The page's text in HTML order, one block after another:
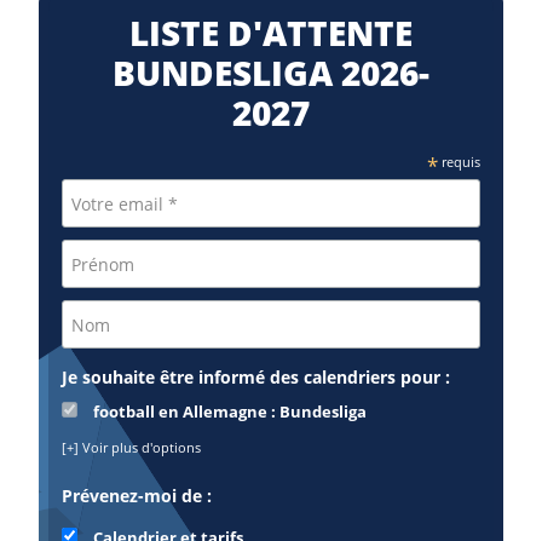
LISTE D'ATTENTE
BUNDESLIGA 2026-
2027
*requis
Je souhaite être informé des calendriers pour :
football en Allemagne : Bundesliga
[+] Voir plus d'options
Prévenez-moi de :